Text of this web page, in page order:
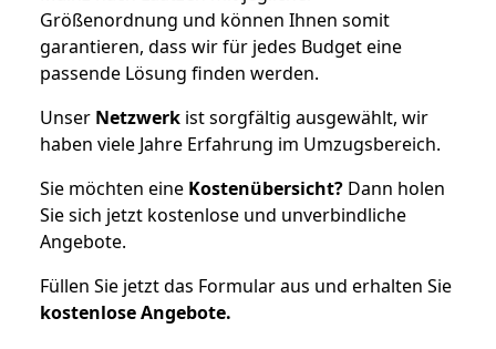
Größenordnung und können Ihnen somit
garantieren, dass wir für jedes Budget eine
passende Lösung finden werden.
Unser Netzwerk ist sorgfältig ausgewählt, wir
haben viele Jahre Erfahrung im Umzugsbereich.
Sie möchten eine Kostenübersicht? Dann holen
Sie sich jetzt kostenlose und unverbindliche
Angebote.
Füllen Sie jetzt das Formular aus und erhalten Sie
kostenloseAngebote.